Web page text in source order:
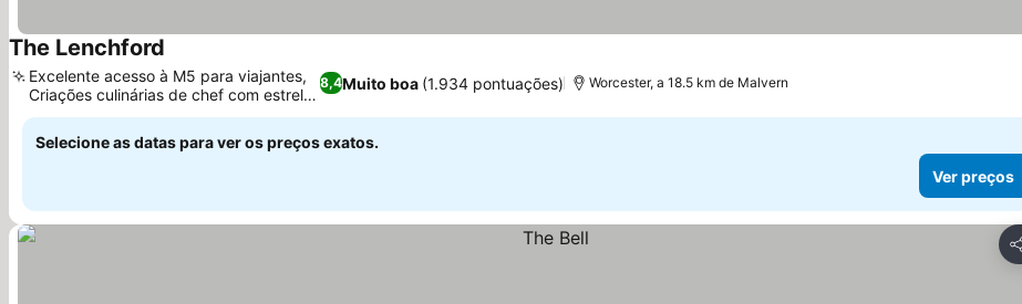
The Lenchford
8,4Muito boa (1.934 pontuações)
Excelente acesso à M5 para viajantes,
Criações culinárias de chef com estrela
Michelin
Worcester, a 18.5 km de Malvern
Selecione as datas para ver os preços exatos.
Ver preços